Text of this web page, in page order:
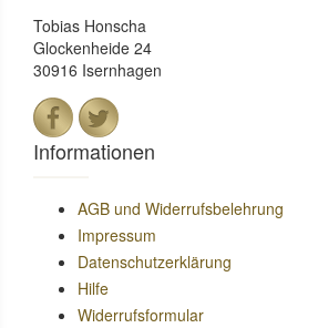
Tobias Honscha
Glockenheide 24
30916 Isernhagen
Informationen
AGB und Widerrufsbelehrung
Impressum
Datenschutzerklärung
Hilfe
Widerrufsformular